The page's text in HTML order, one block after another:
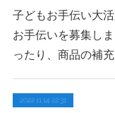
子どもお手伝い大
お手伝いを募集し
ったり、商品の補
2022.11.14 22:31